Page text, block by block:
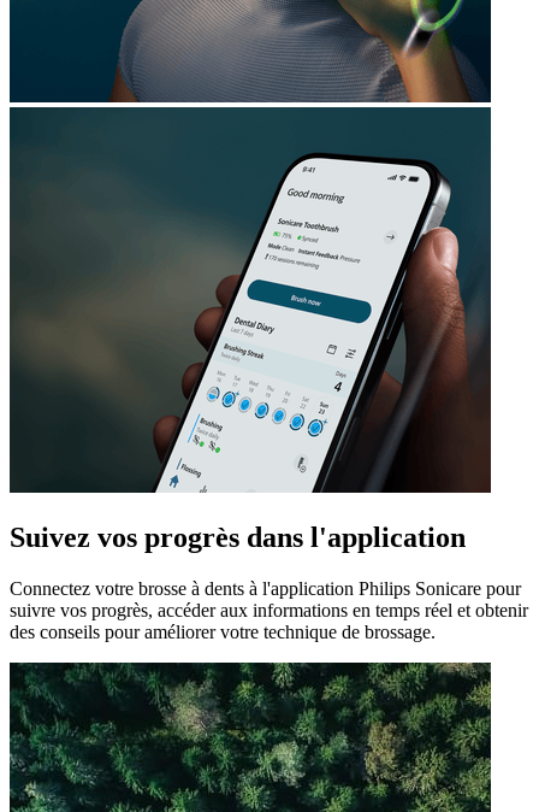
Suivez vos progrès dans l'application
Connectez votre brosse à dents à l'application Philips Sonicare pour
suivre vos progrès, accéder aux informations en temps réel et obtenir
des conseils pour améliorer votre technique de brossage.